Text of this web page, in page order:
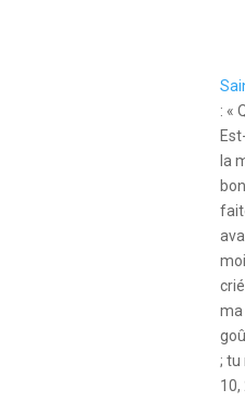
: «
la
ma
; tu
10,